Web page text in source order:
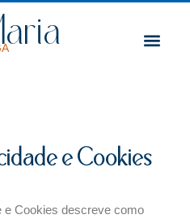
e Cookies
e Cookies descreve como